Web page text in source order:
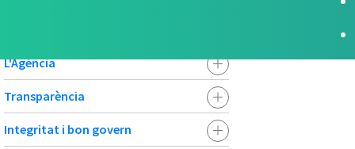
L'Agència
Transparència
Integritat i bon govern